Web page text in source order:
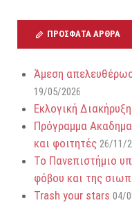
ΠΡΌΣΦΑΤΑ ΆΡΘΡΑ
Άμεση
19/05/2026
Εκλογική
Πρόγραμμα
και φοιτητές 26/11/
Το Πανεπιστήμιο
φόβου και της
Trash your stars 04/